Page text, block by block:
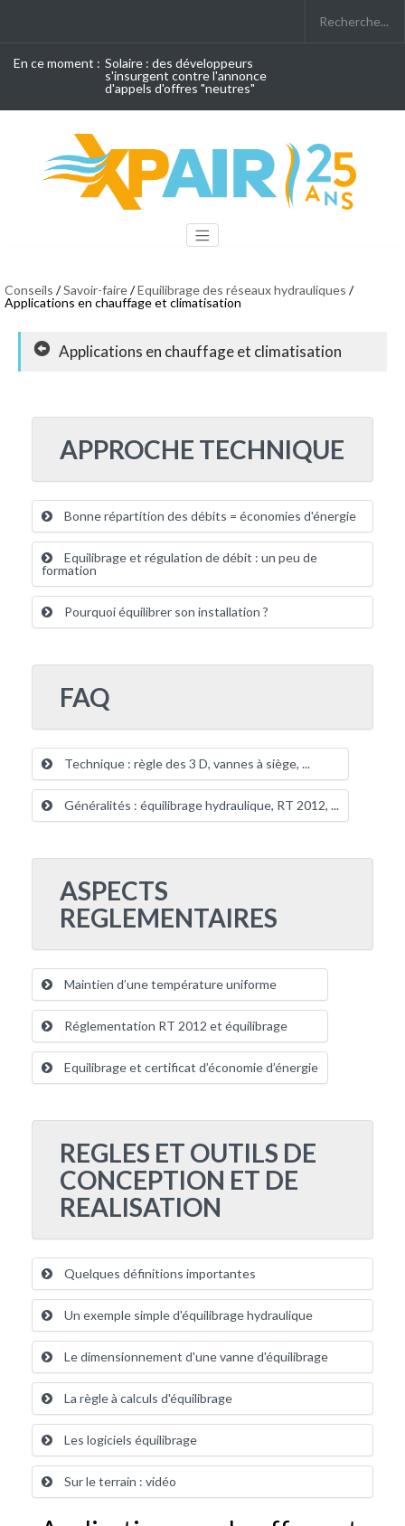
En ce moment : Solaire : des développeurs
s'insurgent contre l'annonce
d'appels d'offres "neutres"
Conseils /Savoir-faire/Equilibrage des réseaux hydrauliques /
Applications en chauffage et climatisation
Applications en chauffage et climatisation
APPROCHE TECHNIQUE
Bonne répartition des débits = économies d'énergie
Equilibrage et régulation de débit : un peu de
formation
Pourquoi équilibrer son installation ?
FAQ
Technique : règle des 3 D, vannes à siège, ...
Généralités : équilibrage hydraulique, RT 2012, ...
ASPECTS
REGLEMENTAIRES
Maintien d’une température uniforme
Réglementation RT 2012 et équilibrage
Equilibrage et certificat d’économie d’énergie
REGLES ET OUTILS DE
CONCEPTION ET DE
REALISATION
Quelques définitions importantes
Un exemple simple d'équilibrage hydraulique
Le dimensionnement d'une vanne d'équilibrage
La règle à calculs d'équilibrage
Les logiciels équilibrage
Sur le terrain : vidéo